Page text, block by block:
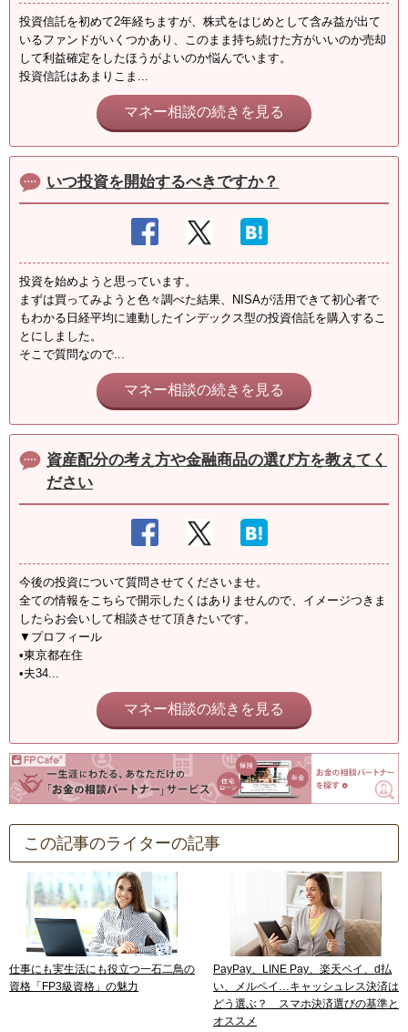
投資信託を初めて2年経ちますが、株式をはじめとして含み益が出て
いるファンドがいくつかあり、このまま持ち続けた方がいいのか売却
して利益確定をしたほうがよいのか悩んでいます。
投資信託はあまりこま...
マネー相談の続きを見る
いつ投資を開始するべきですか？
投資を始めようと思っています。
まずは買ってみようと色々調べた結果、NISAが活用できて初心者で
もわかる日経平均に連動したインデックス型の投資信託を購入するこ
とにしました。
そこで質問なので...
マネー相談の続きを見る
資産配分の考え方や金融商品の選び方を教えてく
ださい
今後の投資について質問させてくださいませ。
全ての情報をこちらで開示したくはありませんので、イメージつきま
したらお会いして相談させて頂きたいです。
▼プロフィール
•東京都在住
•夫34...
マネー相談の続きを見る
この記事のライターの記事
仕事にも実生活にも役立つ一石二鳥の
資格「FP3級資格」の魅力
PayPay、LINE Pay、楽天ペイ、d払
い、メルペイ…キャッシュレス決済は
どう選ぶ？ スマホ決済選びの基準と
オススメ